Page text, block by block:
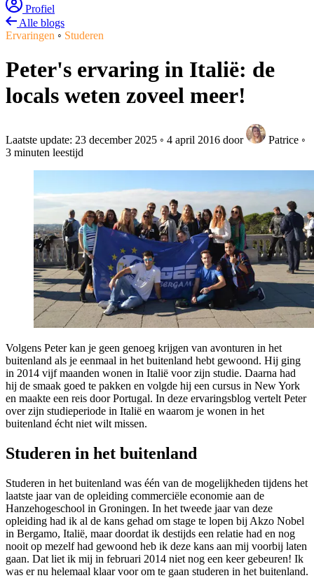
Profiel
Alle blogs
Ervaringen ◦ Studeren
Peter's ervaring in Italië: de
locals weten zoveel meer!
Laatste update: 23 december 2025 ◦ 4 april 2016 door Patrice ◦
3 minuten leestijd
Volgens Peter kan je geen genoeg krijgen van avonturen in het
buitenland als je eenmaal in het buitenland hebt gewoond. Hij ging
in 2014 vijf maanden wonen in Italië voor zijn studie. Daarna had
hij de smaak goed te pakken en volgde hij een cursus in New York
en maakte een reis door Portugal. In deze ervaringsblog vertelt Peter
over zijn studieperiode in Italië en waarom je wonen in het
buitenland écht niet wilt missen.
Studeren in het buitenland
Studeren in het buitenland was één van de mogelijkheden tijdens het
laatste jaar van de opleiding commerciële economie aan de
Hanzehogeschool in Groningen. In het tweede jaar van deze
opleiding had ik al de kans gehad om stage te lopen bij Akzo Nobel
in Bergamo, Italië, maar doordat ik destijds een relatie had en nog
nooit op mezelf had gewoond heb ik deze kans aan mij voorbij laten
gaan. Dat liet ik mij in februari 2014 niet nog een keer gebeuren! Ik
was er nu helemaal klaar voor om te gaan studeren in het buitenland.